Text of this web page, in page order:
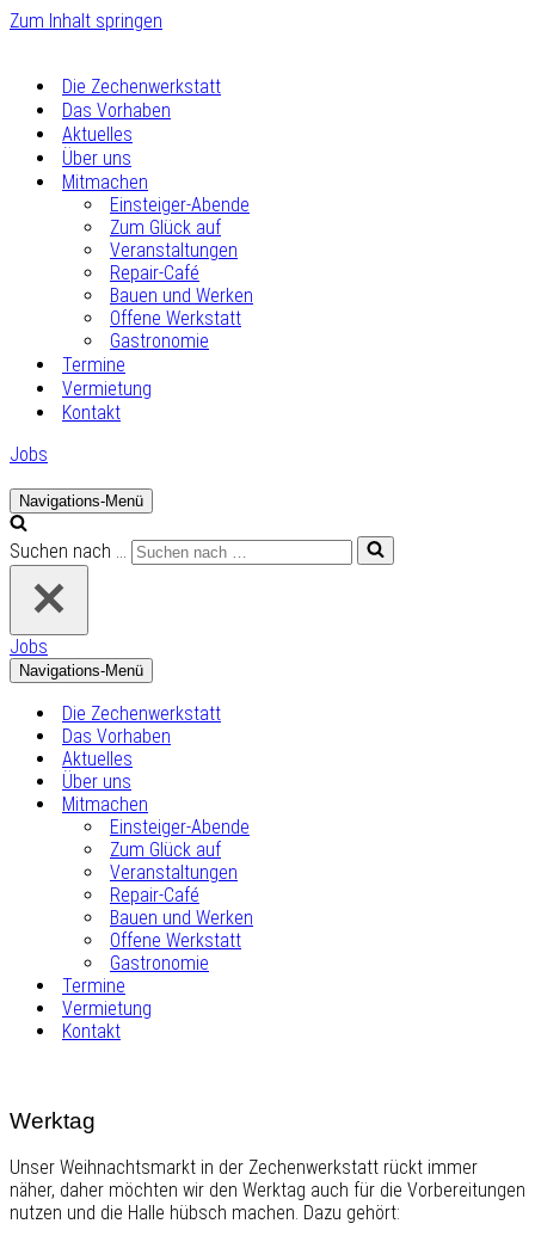
Zum Inhalt springen
Die Zechenwerkstatt
Das Vorhaben
Aktuelles
Über uns
Mitmachen
Einsteiger-Abende
Zum Glück auf
Veranstaltungen
Repair-Café
Bauen und Werken
Offene Werkstatt
Gastronomie
Termine
Vermietung
Kontakt
Jobs
Navigations-Menü
Suchen nach …
Jobs
Navigations-Menü
Die Zechenwerkstatt
Das Vorhaben
Aktuelles
Über uns
Mitmachen
Einsteiger-Abende
Zum Glück auf
Veranstaltungen
Repair-Café
Bauen und Werken
Offene Werkstatt
Gastronomie
Termine
Vermietung
Kontakt
Werktag
Unser Weihnachtsmarkt in der Zechenwerkstatt rückt immer
näher, daher möchten wir den Werktag auch für die Vorbereitungen
nutzen und die Halle hübsch machen. Dazu gehört: